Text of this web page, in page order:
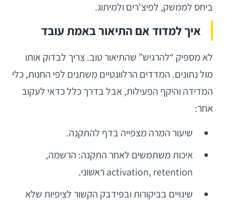
ביחס לממשק, לפיצ'רים ולמיתוג.
איך למדוד אם התיאור באמת עובד
לא מספיק “להרגיש” שהתיאור טוב. צריך לבדוק אותו
מול נתונים. המדדים הרלוונטיים משתנים לפי החנות, כלי
המדידה והיקף הפעילות, אבל בדרך כלל כדאי לעקוב
אחר:
שיעור המרה מצפייה בדף להתקנה.
איכות משתמשים לאחר התקנה: הרשמה,
activation, retention ראשוני.
שינויים בביקורות ובפידבק הקשור לציפיות שלא